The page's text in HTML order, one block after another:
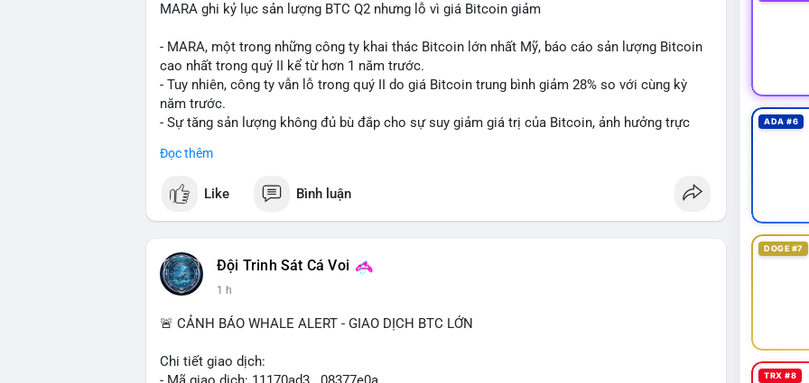
MARA ghi kỷ lục sản lượng BTC Q2 nhưng lỗ vì giá Bitcoin giảm
- MARA, một trong những công ty khai thác Bitcoin lớn nhất Mỹ, báo cáo sản lượng Bitcoin
cao nhất trong quý II kể từ hơn 1 năm trước.
- Tuy nhiên, công ty vẫn lỗ trong quý II do giá Bitcoin trung bình giảm 28% so với cùng kỳ
năm trước.
- Sự tăng sản lượng không đủ bù đắp cho sự suy giảm giá trị của Bitcoin, ảnh hưởng trực
#vlikevn #titanbot
📰 Nguồn: Cointelegraph
Đọc thêm
Like Bình luận
Đội Trinh Sát Cá Voi
1 h
🚨 CẢNH BÁO WHALE ALERT - GIAO DỊCH BTC LỚN
Chi tiết giao dịch:
ADA #6
DOGE #7
TRX #8